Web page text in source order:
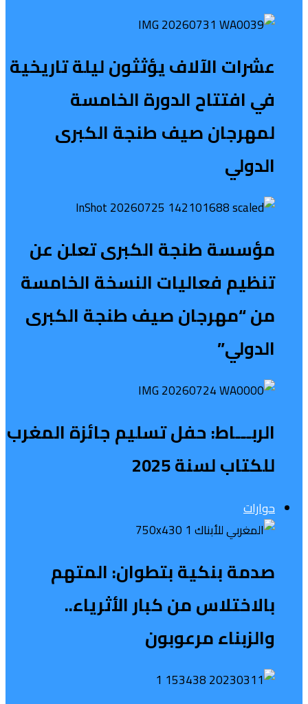
عشرات الآلاف يؤثثون ليلة تاريخية
في افتتاح الدورة الخامسة
لمهرجان صيف طنجة الكبرى
الدولي
مؤسسة طنجة الكبرى تعلن عن
تنظيم فعاليات النسخة الخامسة
من “مهرجان صيف طنجة الكبرى
الدولي”
الربـــاط: حفل تسليم جائزة المغرب
للكتاب لسنة 2025
حوارات
صدمة بنكية بتطوان: المتهم
بالاختلاس من كبار الأثرياء..
والزبناء مرعوبون